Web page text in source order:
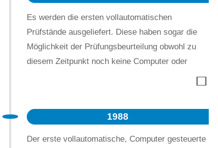
Es werden die ersten vollautomatischen
Prüfstände ausgeliefert. Diese haben sogar die
Möglichkeit der Prüfungsbeurteilung obwohl zu
diesem Zeitpunkt noch keine Computer oder
1988
Der erste vollautomatische, Computer gesteuerte